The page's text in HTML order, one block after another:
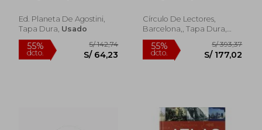
Ed. Planeta De Agostini,
Tapa Dura, Usado
Círculo De Lectores,
Barcelona,, Tapa Dura,
Usado